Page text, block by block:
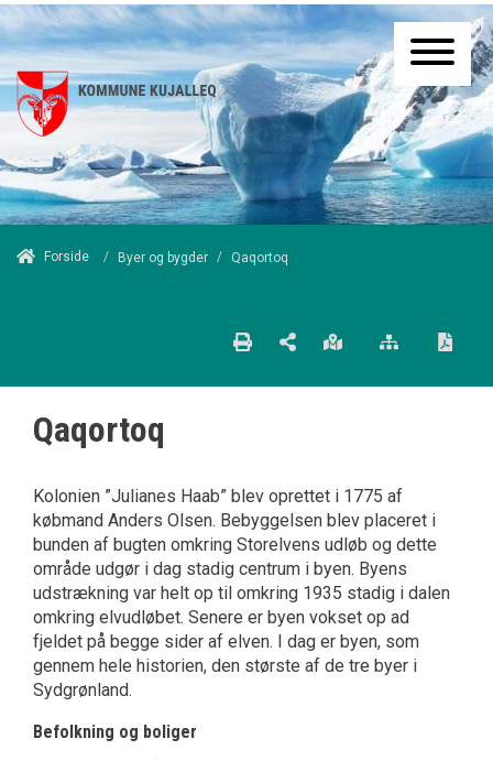
Forside / Byer og bygder / Qaqortoq
Qaqortoq
Kolonien ”Julianes Haab” blev oprettet i 1775 af
købmand Anders Olsen. Bebyggelsen blev placeret i
bunden af bugten omkring Storelvens udløb og dette
område udgør i dag stadig centrum i byen. Byens
udstrækning var helt op til omkring 1935 stadig i dalen
omkring elvudløbet. Senere er byen vokset op ad
fjeldet på begge sider af elven. I dag er byen, som
gennem hele historien, den største af de tre byer i
Sydgrønland.
Befolkning og boliger